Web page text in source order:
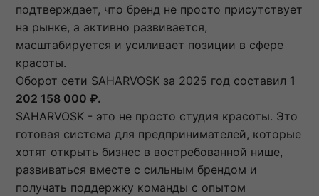
подтверждает, что бренд не просто присутствует
на рынке, а активно развивается,
масштабируется и усиливает позиции в сфере
красоты.
Оборот сети SAHARVOSK за 2025 год составил 1
202 158 000 ₽.
SAHARVOSK - это не просто студия красоты. Это
готовая система для предпринимателей, которые
хотят открыть бизнес в востребованной нише,
развиваться вместе с сильным брендом и
получать поддержку команды с опытом